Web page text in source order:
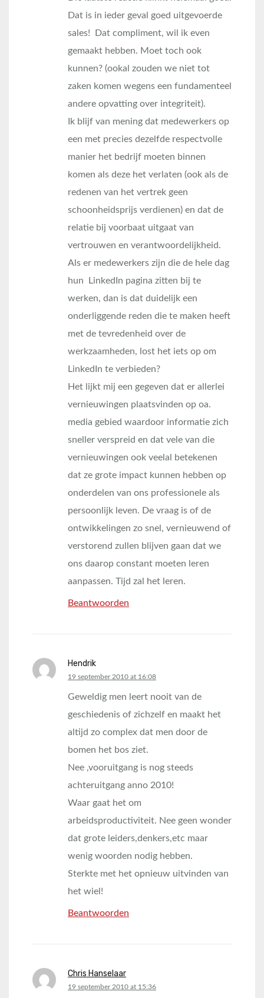
Dat is in ieder geval goed uitgevoerde
sales! Dat compliment, wil ik even
gemaakt hebben. Moet toch ook
kunnen? (ookal zouden we niet tot
zaken komen wegens een fundamenteel
andere opvatting over integriteit).
Ik blijf van mening dat medewerkers op
een met precies dezelfde respectvolle
manier het bedrijf moeten binnen
komen als deze het verlaten (ook als de
redenen van het vertrek geen
schoonheidsprijs verdienen) en dat de
relatie bij voorbaat uitgaat van
vertrouwen en verantwoordelijkheid.
Als er medewerkers zijn die de hele dag
hun LinkedIn pagina zitten bij te
werken, dan is dat duidelijk een
onderliggende reden die te maken heeft
met de tevredenheid over de
werkzaamheden, lost het iets op om
LinkedIn te verbieden?
Het lijkt mij een gegeven dat er allerlei
vernieuwingen plaatsvinden op oa.
media gebied waardoor informatie zich
sneller verspreid en dat vele van die
vernieuwingen ook veelal betekenen
dat ze grote impact kunnen hebben op
onderdelen van ons professionele als
persoonlijk leven. De vraag is of de
ontwikkelingen zo snel, vernieuwend of
verstorend zullen blijven gaan dat we
ons daarop constant moeten leren
aanpassen. Tijd zal het leren.
Beantwoorden
Hendrik
says:
19 september 2010 at 16:08
Geweldig men leert nooit van de
geschiedenis of zichzelf en maakt het
altijd zo complex dat men door de
bomen het bos ziet.
Nee ,vooruitgang is nog steeds
achteruitgang anno 2010!
Waar gaat het om
arbeidsproductiviteit. Nee geen wonder
dat grote leiders,denkers,etc maar
wenig woorden nodig hebben.
Sterkte met het opnieuw uitvinden van
het wiel!
Beantwoorden
Chris Hanselaar
says:
19 september 2010 at 15:36